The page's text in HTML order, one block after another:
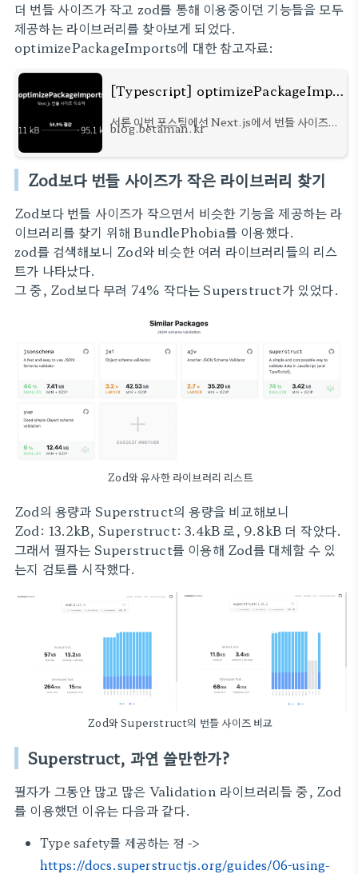
더 번들 사이즈가 작고 zod를 통해 이용중이던 기능들을 모두
제공하는 라이브러리를 찾아보게 되었다.
optimizePackageImports에 대한 참고자료:
[Typescript] optimizePackageImports 옵션으로 Next.js 번들 사이즈 줄이기 (modularizeImports 대체재)
서론 이번 포스팅에선 Next.js에서 번들 사이즈
최적화를 위해 제공하는
고 한다. 점점 날이 갈수록 뚱뚱해지는 우리의
Next.js 프로젝트를 다이어트 시켜보자. o
blog.betaman.kr
Zod보다 번들 사이즈가 작은 라이브러리 찾기
Zod보다 번들 사이즈가 작으면서 비슷한 기능을 제공하는 라
이브러리를 찾기 위해 BundlePhobia를 이용했다.
zod를 검색해보니 Zod와 비슷한 여러 라이브러리들의 리스
트가 나타났다.
그 중, Zod보다 무려 74% 작다는 Superstruct가 있었다.
Zod와 유사한 라이브러리 리스트
Zod의 용량과 Superstruct의 용량을 비교해보니
Zod: 13.2kB, Superstruct: 3.4kB 로, 9.8kB 더 작았다.
그래서 필자는 Superstruct를 이용해 Zod를 대체할 수 있
는지 검토를 시작했다.
Zod와 Superstruct의 번들 사이즈 비교
Superstruct, 과연 쓸만한가?
필자가 그동안 많고 많은 Validation 라이브러리들 중, Zod
를 이용했던 이유는 다음과 같다.
Type safety를 제공하는 점 ->
https://docs.superstructjs.org/guides/06-using-